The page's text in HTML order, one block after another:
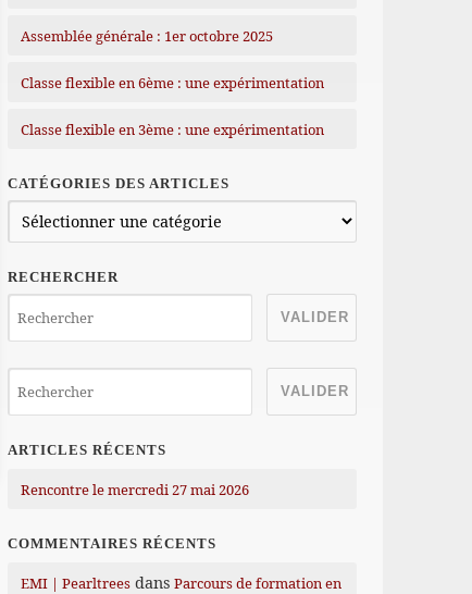
Assemblée générale : 1er octobre 2025
Classe flexible en 6ème : une expérimentation
Classe flexible en 3ème : une expérimentation
CATÉGORIES DES ARTICLES
Catégories
des
RECHERCHER
ARTICLES RÉCENTS
Rencontre le mercredi 27 mai 2026
COMMENTAIRES RÉCENTS
EMI | Pearltrees dansParcours de formation en